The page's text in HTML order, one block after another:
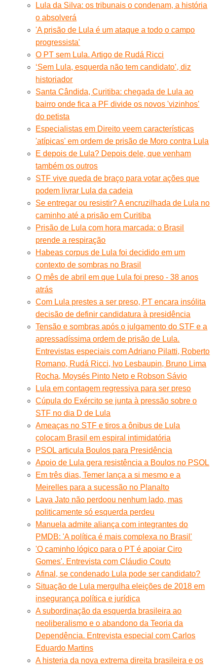
Lula da Silva: os tribunais o condenam, a história
o absolverá
'A prisão de Lula é um ataque a todo o campo
progressista'
O PT sem Lula. Artigo de Rudá Ricci
‘Sem Lula, esquerda não tem candidato’, diz
historiador
Santa Cândida, Curitiba: chegada de Lula ao
bairro onde fica a PF divide os novos 'vizinhos'
do petista
Especialistas em Direito veem características
'atípicas' em ordem de prisão de Moro contra Lula
E depois de Lula? Depois dele, que venham
também os outros
STF vive queda de braço para votar ações que
podem livrar Lula da cadeia
Se entregar ou resistir? A encruzilhada de Lula no
caminho até a prisão em Curitiba
Prisão de Lula com hora marcada: o Brasil
prende a respiração
Habeas corpus de Lula foi decidido em um
contexto de sombras no Brasil
O mês de abril em que Lula foi preso - 38 anos
atrás
Com Lula prestes a ser preso, PT encara insólita
decisão de definir candidatura à presidência
Tensão e sombras após o julgamento do STF e a
apressadíssima ordem de prisão de Lula.
Entrevistas especiais com Adriano Pilatti, Roberto
Romano, Rudá Ricci, Ivo Lesbaupin, Bruno Lima
Rocha, Moysés Pinto Neto e Robson Sávio
Lula em contagem regressiva para ser preso
Cúpula do Exército se junta à pressão sobre o
STF no dia D de Lula
Ameaças no STF e tiros a ônibus de Lula
colocam Brasil em espiral intimidatória
PSOL articula Boulos para Presidência
Apoio de Lula gera resistência a Boulos no PSOL
Em três dias, Temer lança a si mesmo e a
Meirelles para a sucessão no Planalto
Lava Jato não perdoou nenhum lado, mas
politicamente só esquerda perdeu
Manuela admite aliança com integrantes do
PMDB: 'A política é mais complexa no Brasil'
'O caminho lógico para o PT é apoiar Ciro
Gomes'. Entrevista com Cláudio Couto
Afinal, se condenado Lula pode ser candidato?
Situação de Lula mergulha eleições de 2018 em
insegurança política e jurídica
A subordinação da esquerda brasileira ao
neoliberalismo e o abandono da Teoria da
Dependência. Entrevista especial com Carlos
Eduardo Martins
A histeria da nova extrema direita brasileira e os